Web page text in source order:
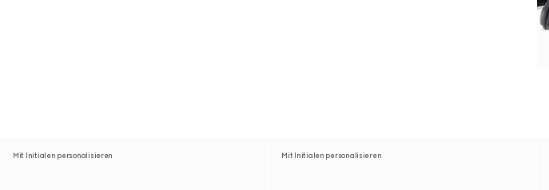
Mit Initialen personalisieren Mit Initialen personalisieren